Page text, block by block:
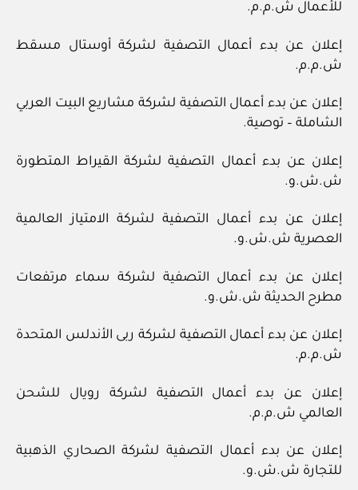
للأعمال ش.م.م.
إعلان عن بدء أعمال التصفية لشركة أوستال مسقط
ش.م.م.
إعلان عن بدء أعمال التصفية لشركة مشاريع البيت العربي
الشاملة – توصية.
إعلان عن بدء أعمال التصفية لشركة القيراط المتطورة
ش.ش.و.
إعلان عن بدء أعمال التصفية لشركة الامتياز العالمية
العصرية ش.ش.و.
إعلان عن بدء أعمال التصفية لشركة سماء مرتفعات
مطرح الحديثة ش.ش.و.
إعلان عن بدء أعمال التصفية لشركة ربى الأندلس المتحدة
ش.م.م.
إعلان عن بدء أعمال التصفية لشركة رويال للشحن
العالمي ش.م.م.
إعلان عن بدء أعمال التصفية لشركة الصحاري الذهبية
للتجارة ش.ش.و.